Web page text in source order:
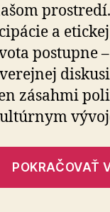
a
zásahmi
POKRAČOVAŤ